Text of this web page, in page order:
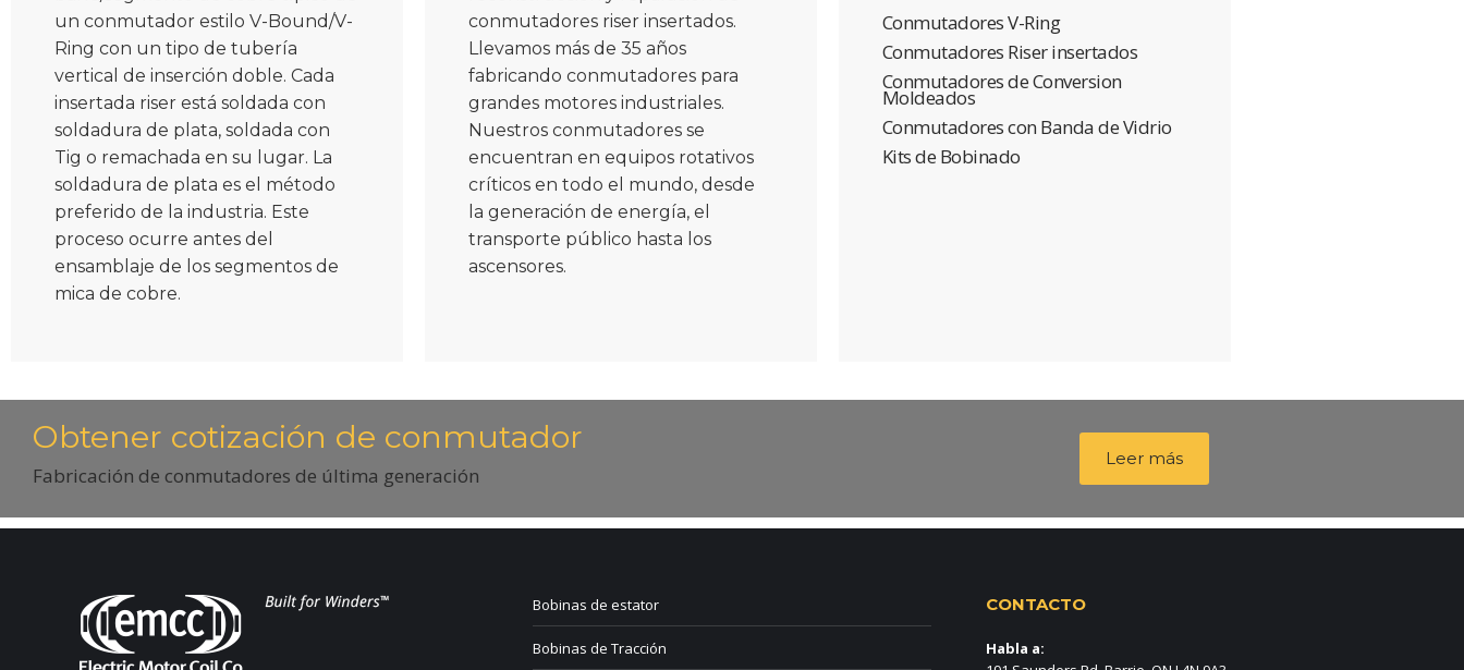
un conmutador estilo V-Bound/V-
Ring con un tipo de tubería
vertical de inserción doble. Cada
insertada riser está soldada con
soldadura de plata, soldada con
Tig o remachada en su lugar. La
soldadura de plata es el método
preferido de la industria. Este
proceso ocurre antes del
ensamblaje de los segmentos de
mica de cobre.
conmutadores riser insertados.
Llevamos más de 35 años
fabricando conmutadores para
grandes motores industriales.
Nuestros conmutadores se
encuentran en equipos rotativos
críticos en todo el mundo, desde
la generación de energía, el
transporte público hasta los
ascensores.
Conmutadores V-Ring
Conmutadores Riser insertados
Conmutadores de Conversion
Moldeados
Conmutadores con Banda de Vidrio
Kits de Bobinado
Obtener cotización de conmutador
Fabricación de conmutadores de última generación
Leer más
Bobinas de estator
Bobinas de Tracción
CONTACTO
Habla a: